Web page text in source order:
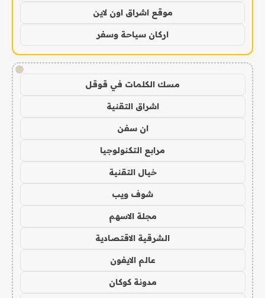
موقع اشراق اون لاين
اركان سياحة وسفر
!
مسك الكلمات في قوقل
اشراق التقنية
ان سفن
مرابع التكنولوجيا
خيال التقنية
شوف ويب
مجلة الاسهم
الشرقية الاقتصادية
عالم الايفون
مدونة كوكان